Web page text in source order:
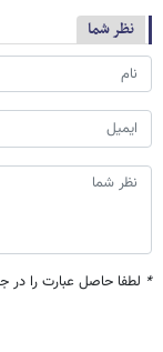
نظر شما
* لطفا حاصل عبارت را در